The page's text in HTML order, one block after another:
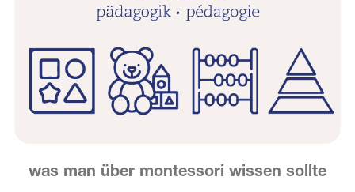
was man über montessori wissen sollte